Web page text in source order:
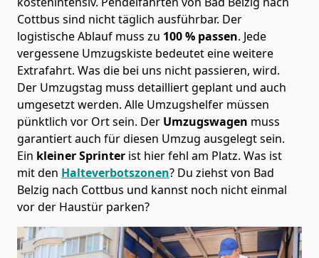
Cottbus sind nicht täglich ausführbar. Der
logistische Ablauf muss zu 100 % passen. Jede
vergessene Umzugskiste bedeutet eine weitere
Extrafahrt. Was die bei uns nicht passieren, wird.
Der Umzugstag muss detailliert geplant und auch
umgesetzt werden. Alle Umzugshelfer müssen
pünktlich vor Ort sein. Der Umzugswagen muss
garantiert auch für diesen Umzug ausgelegt sein.
Ein kleiner Sprinter ist hier fehl am Platz. Was ist
mit den Halteverbotszonen? Du ziehst von Bad
Belzig nach Cottbus und kannst noch nicht einmal
vor der Haustür parken?